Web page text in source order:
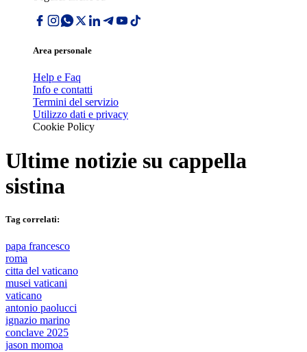
Area personale
Help e Faq
Info e contatti
Termini del servizio
Utilizzo dati e privacy
Cookie Policy
Ultime notizie su cappella
sistina
Tag correlati:
papa francesco
roma
citta del vaticano
musei vaticani
vaticano
antonio paolucci
ignazio marino
conclave 2025
jason momoa